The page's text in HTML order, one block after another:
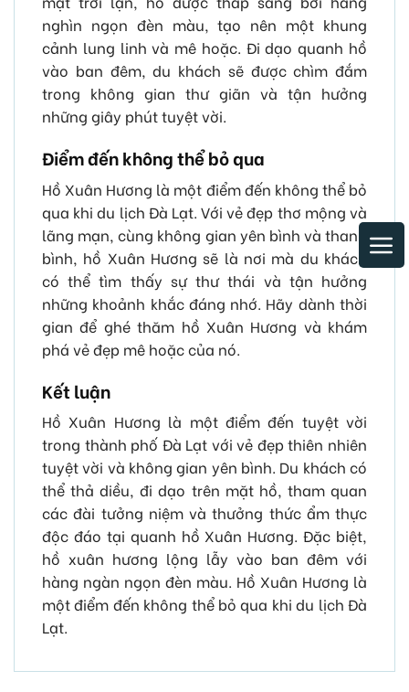
nghìn ngọn đèn màu, tạo nên một khung
cảnh lung linh và mê hoặc. Đi dạo quanh hồ
vào ban đêm, du khách sẽ được chìm đắm
trong không gian thư giãn và tận hưởng
những giây phút tuyệt vời.
Điểm đến không thể bỏ qua
Hồ Xuân Hương là một điểm đến không thể bỏ
qua khi du lịch Đà Lạt. Với vẻ đẹp thơ mộng và
lãng mạn, cùng không gian yên bình và thanh
bình, hồ Xuân Hương sẽ là nơi mà du khách
có thể tìm thấy sự thư thái và tận hưởng
những khoảnh khắc đáng nhớ. Hãy dành thời
gian để ghé thăm hồ Xuân Hương và khám
phá vẻ đẹp mê hoặc của nó.
Kết luận
Hồ Xuân Hương là một điểm đến tuyệt vời
trong thành phố Đà Lạt với vẻ đẹp thiên nhiên
tuyệt vời và không gian yên bình. Du khách có
thể thả diều, đi dạo trên mặt hồ, tham quan
các đài tưởng niệm và thưởng thức ẩm thực
độc đáo tại quanh hồ Xuân Hương. Đặc biệt,
hồ xuân hương lộng lẫy vào ban đêm với
hàng ngàn ngọn đèn màu. Hồ Xuân Hương là
một điểm đến không thể bỏ qua khi du lịch Đà
Lạt.